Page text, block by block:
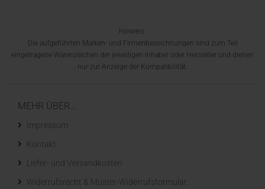
Hinweis:
Die aufgeführten Marken- und Firmenbezeichnungen sind zum Teil
eingetragene Warenzeichen der jeweiligen Inhaber oder Hersteller und dienen
nur zur Anzeige der Kompatibilität.
MEHR ÜBER...
Impressum
Kontakt
Liefer- und Versandkosten
Widerrufsrecht & Muster-Widerrufsformular